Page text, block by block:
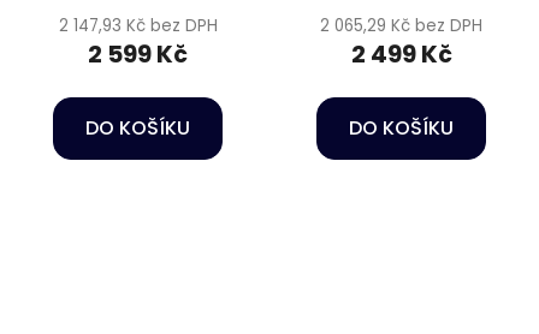
2 147,93 Kč bez DPH
2 599 Kč
DO KOŠÍKU
2 065,29 Kč bez DPH
2 499 Kč
DO KOŠÍKU